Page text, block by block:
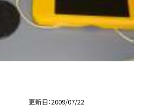
更新日 2009/07/22